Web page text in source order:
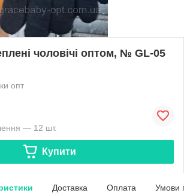
чоловічі оптом, № GL-05
опт
— 12 шт.
Купити
Доставка Оплата Умови